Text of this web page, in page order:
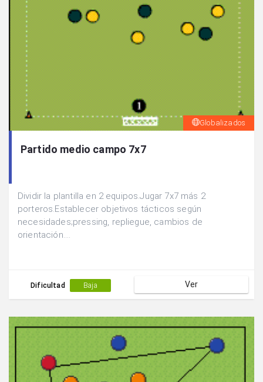
Globalizados
Partido medio campo 7x7
Dividir la plantilla en 2 equipos.Jugar 7x7 más 2
porteros.Establecer objetivos tácticos según
necesidades;pressing, repliegue, cambios de
orientación....
Dificultad Baja Ver